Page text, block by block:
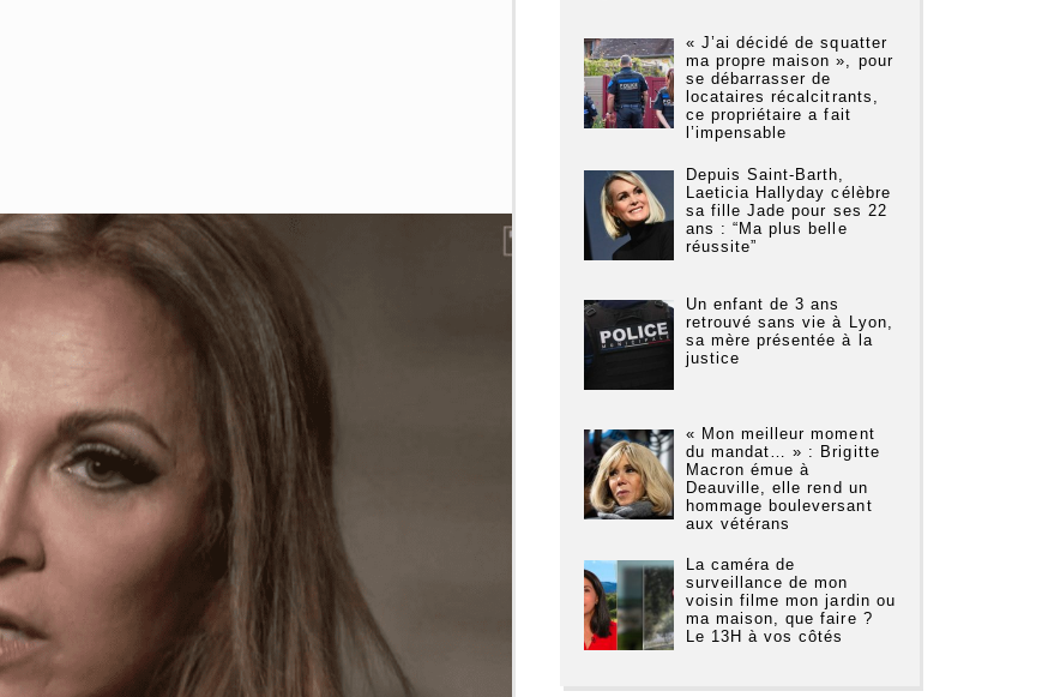
« J’ai décidé de squatter
ma propre maison », pour
se débarrasser de
locataires récalcitrants,
ce propriétaire a fait
l’impensable
Depuis Saint-Barth,
Laeticia Hallyday célèbre
sa fille Jade pour ses 22
ans : “Ma plus belle
réussite”
Un enfant de 3 ans
retrouvé sans vie à Lyon,
sa mère présentée à la
justice
« Mon meilleur moment
du mandat… » : Brigitte
Macron émue à
Deauville, elle rend un
hommage bouleversant
aux vétérans
La caméra de
surveillance de mon
voisin filme mon jardin ou
ma maison, que faire ?
Le 13H à vos côtés